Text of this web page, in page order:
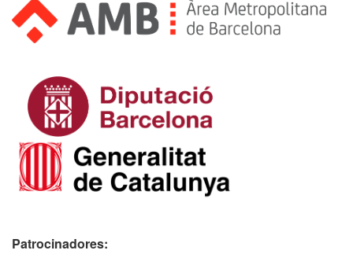
Patrocinadores: